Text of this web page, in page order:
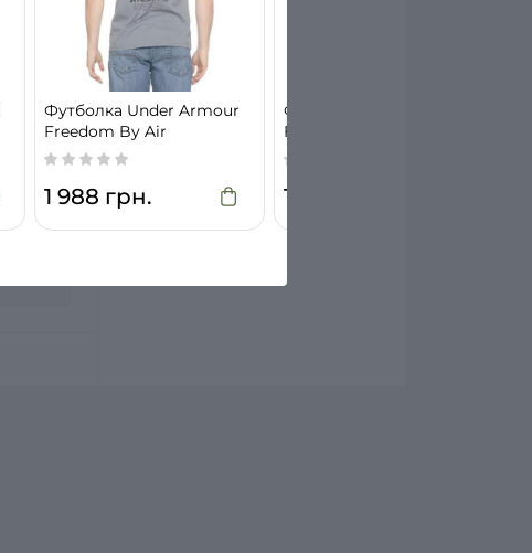
Футболка Under Armour
Freedom By Air
1 988 грн.
Футболка Under Armour
Freedom By land
1 988 грн.